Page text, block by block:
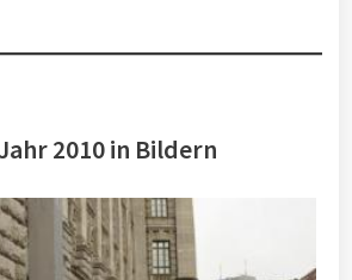
2010 in Bildern